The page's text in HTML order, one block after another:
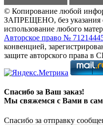
© Копирование любой
ЗАПРЕЩЕНО, без указания
использование любого
Авторское право №
конвенцией,
защите авторского права
Спасибо за Ваш заказ!
Мы свяжемся с Вами в
Спасибо за отправку